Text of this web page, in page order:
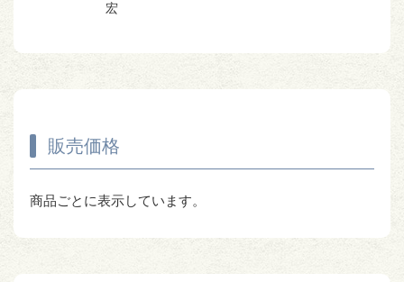
宏
販売価格
商品ごとに表示しています。